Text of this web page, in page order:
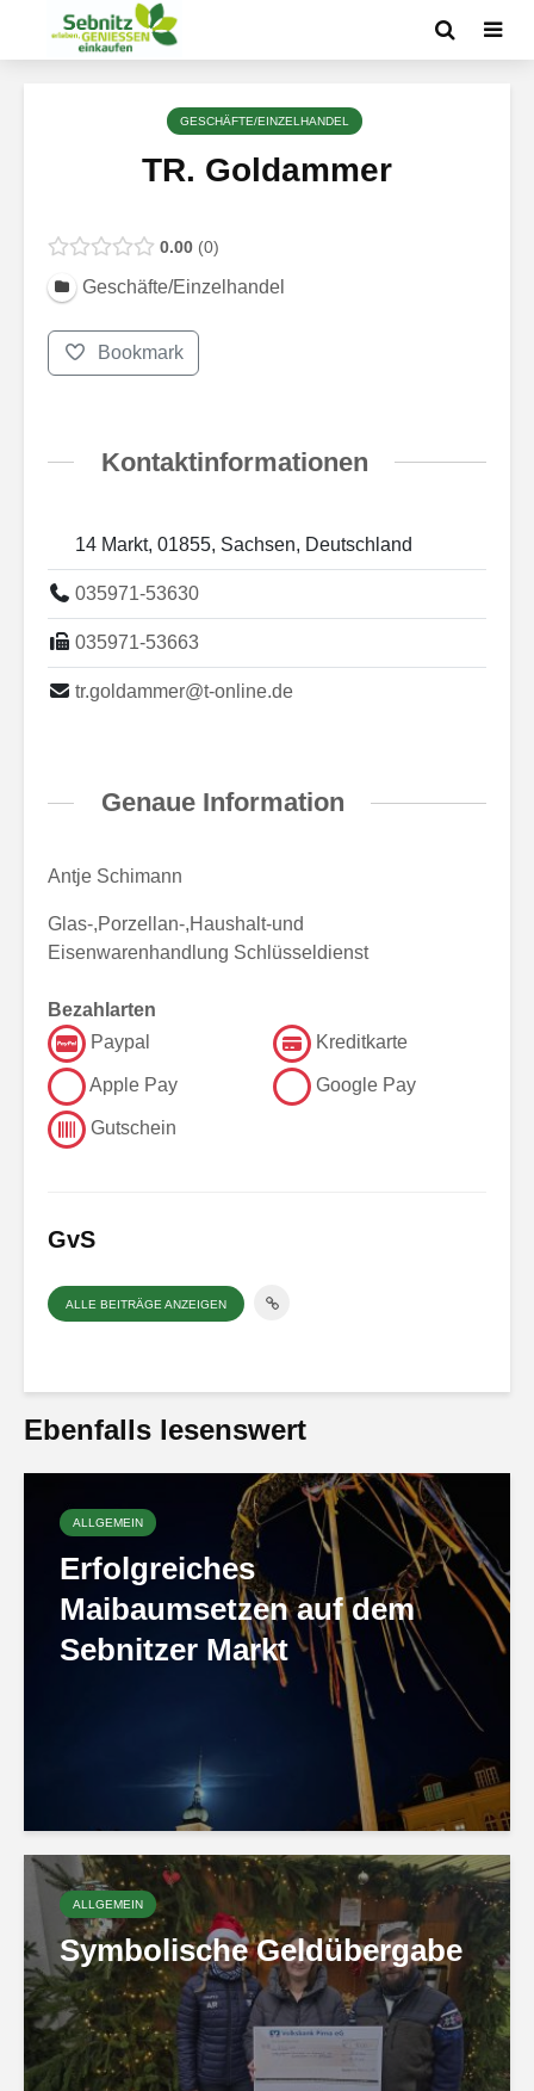
GESCHÄFTE/EINZELHANDEL
TR. Goldammer
0.00 0
Geschäfte/Einzelhandel
Bookmark
Kontaktinformationen
14 Markt, 01855, Sachsen, Deutschland
035971-53630
035971-53663
tr.goldammer@t-online.de
Genaue Information
Antje Schimann
Glas-,Porzellan-,Haushalt-und
Eisenwarenhandlung Schlüsseldienst
Bezahlarten
Paypal
Kreditkarte
Apple Pay Google Pay
Gutschein
GvS
ALLE BEITRÄGE ANZEIGEN
Ebenfalls lesenswert
ALLGEMEIN
Erfolgreiches
Maibaumsetzen auf dem
Sebnitzer Markt
ALLGEMEIN
Symbolische Geldübergabe